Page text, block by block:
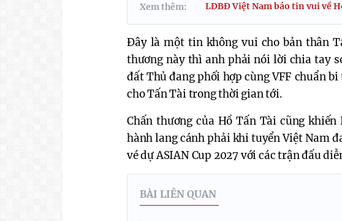
Xem thêm: LĐBĐ Việt Nam báo tin vui về
Đây là một tin không vui cho bản thân
thương này thì anh phải nói lời chia tay
đất Thủ đang phối hợp cùng VFF chuẩn
cho Tấn Tài trong thời gian tới.
Chấn thương của Hồ Tấn Tài cũng
hành lang cánh phải khi tuyển Việt Nam
vé dự ASIAN Cup 2027 với các trận đấu
BÀI LIÊN QUAN